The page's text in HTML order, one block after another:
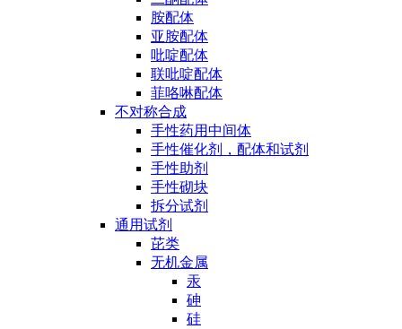
胺配体
亚胺配体
吡啶配体
联吡啶配体
菲咯啉配体
不对称合成
手性药用中间体
手性催化剂，配体和试剂
手性助剂
手性砌块
拆分试剂
通用试剂
芘类
无机金属
汞
砷
硅